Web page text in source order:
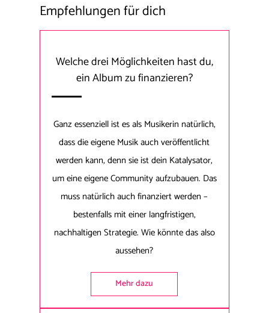
Empfehlungen für dich
Welche drei Möglichkeiten hast du,
ein Album zu finanzieren?
Ganz essenziell ist es als Musikerin natürlich,
dass die eigene Musik auch veröffentlicht
werden kann, denn sie ist dein Katalysator,
um eine eigene Community aufzubauen. Das
muss natürlich auch finanziert werden –
bestenfalls mit einer langfristigen,
nachhaltigen Strategie. Wie könnte das also
aussehen?
Mehr dazu